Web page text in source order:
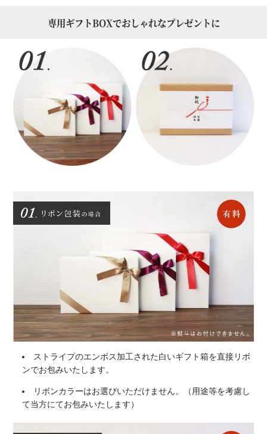
専用ギフトBOXでおしゃれなプレゼントに
ストライプのエンボス加工された白いギフト箱を直接リボ
ンでお包みいたします。
リボンカラーはお選びいただけません。（用途等を考慮し
て当方にてお包みいたします）